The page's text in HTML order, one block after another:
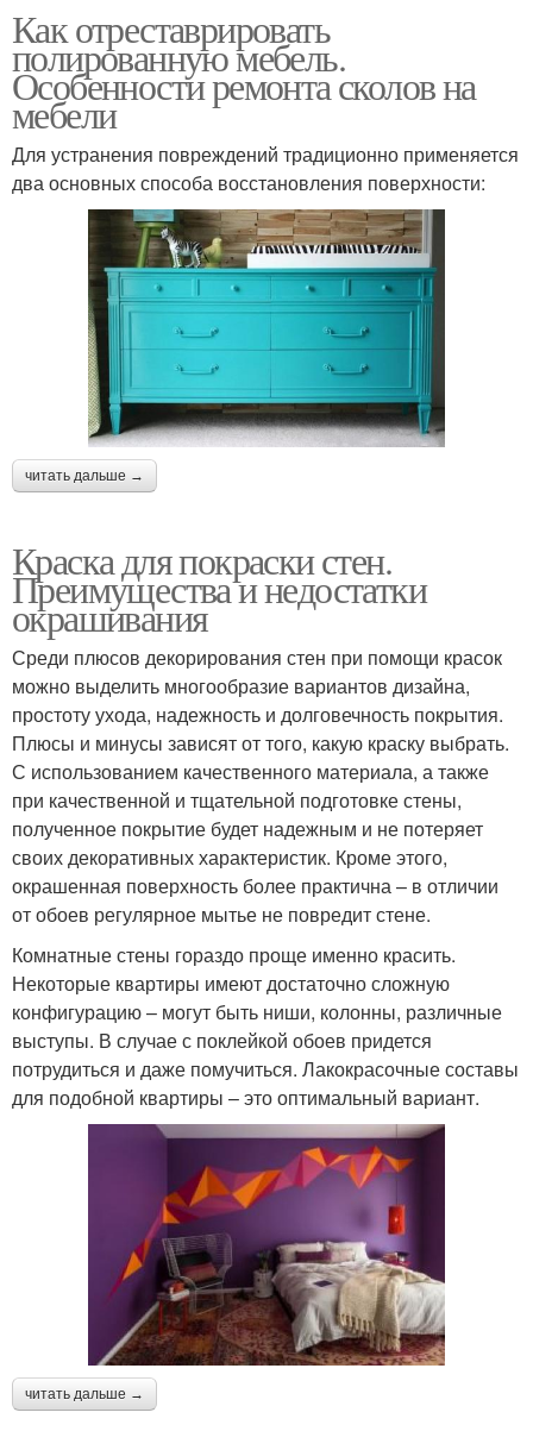
Как отреставрировать
полированную мебель.
Особенности ремонта сколов на
мебели
Для устранения повреждений традиционно применяется
два основных способа восстановления поверхности:
читать дальше →
Краска для покраски стен.
Преимущества и недостатки
окрашивания
Среди плюсов декорирования стен при помощи красок
можно выделить многообразие вариантов дизайна,
простоту ухода, надежность и долговечность покрытия.
Плюсы и минусы зависят от того, какую краску выбрать.
С использованием качественного материала, а также
при качественной и тщательной подготовке стены,
полученное покрытие будет надежным и не потеряет
своих декоративных характеристик. Кроме этого,
окрашенная поверхность более практична – в отличии
от обоев регулярное мытье не повредит стене.
Комнатные стены гораздо проще именно красить.
Некоторые квартиры имеют достаточно сложную
конфигурацию – могут быть ниши, колонны, различные
выступы. В случае с поклейкой обоев придется
потрудиться и даже помучиться. Лакокрасочные составы
для подобной квартиры – это оптимальный вариант.
читать дальше →